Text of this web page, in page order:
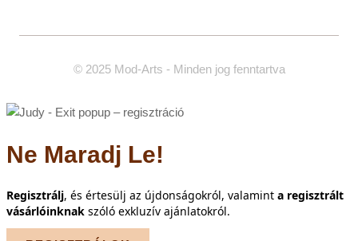
© 2025 Mod-Arts - Minden jog fenntartva
Ne Maradj Le!
Regisztrálj, és értesülj az újdonságokról, valamint a regisztrált
vásárlóinknak szóló exkluzív ajánlatokról.